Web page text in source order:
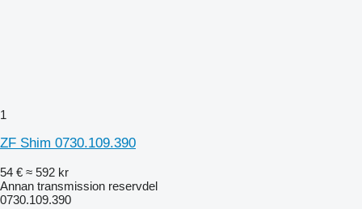
1
ZF Shim 0730.109.390
54 € ≈ 592 kr
Annan transmission reservdel
0730.109.390